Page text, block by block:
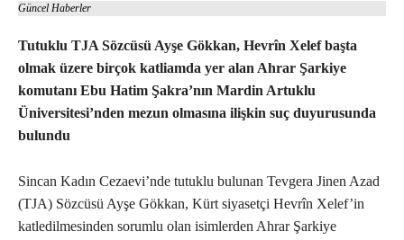
Güncel Haberler
Tutuklu TJA Sözcüsü Ayşe Gökkan, Hevrîn Xelef başta
olmak üzere birçok katliamda yer alan Ahrar Şarkiye
komutanı Ebu Hatim Şakra’nın Mardin Artuklu
Üniversitesi’nden mezun olmasına ilişkin suç duyurusunda
bulundu
Sincan Kadın Cezaevi’nde tutuklu bulunan Tevgera Jinen Azad
(TJA) Sözcüsü Ayşe Gökkan, Kürt siyasetçi Hevrîn Xelef’in
katledilmesinden sorumlu olan isimlerden Ahrar Şarkiye